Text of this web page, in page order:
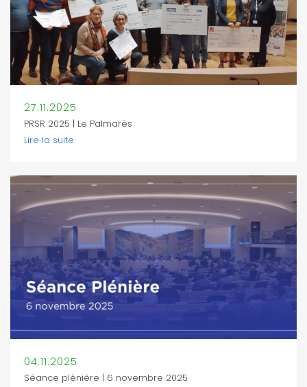
27.11.2025
PRSR 2025 | Le Palmarès
Lire la suite
04.11.2025
Séance plénière | 6 novembre 2025